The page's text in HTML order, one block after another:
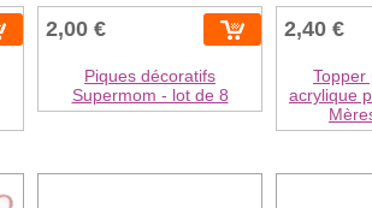
2,00 €
Piques décoratifs
Supermom - lot de 8
2,40 €
Topper
acrylique